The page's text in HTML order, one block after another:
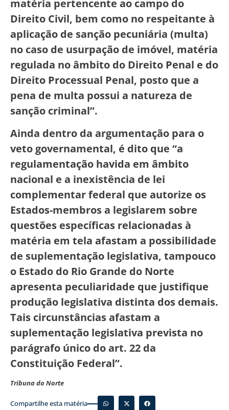
matéria pertencente ao campo do
Direito Civil, bem como no respeitante à
aplicação de sanção pecuniária (multa)
no caso de usurpação de imóvel, matéria
regulada no âmbito do Direito Penal e do
Direito Processual Penal, posto que a
pena de multa possui a natureza de
sanção criminal”.
Ainda dentro da argumentação para o
veto governamental, é dito que “a
regulamentação havida em âmbito
nacional e a inexistência de lei
complementar federal que autorize os
Estados-membros a legislarem sobre
questões específicas relacionadas à
matéria em tela afastam a possibilidade
de suplementação legislativa, tampouco
o Estado do Rio Grande do Norte
apresenta peculiaridade que justifique
produção legislativa distinta dos demais.
Tais circunstâncias afastam a
suplementação legislativa prevista no
parágrafo único do art. 22 da
Constituição Federal”.
Tribuna do Norte
Compartilhe esta matéria